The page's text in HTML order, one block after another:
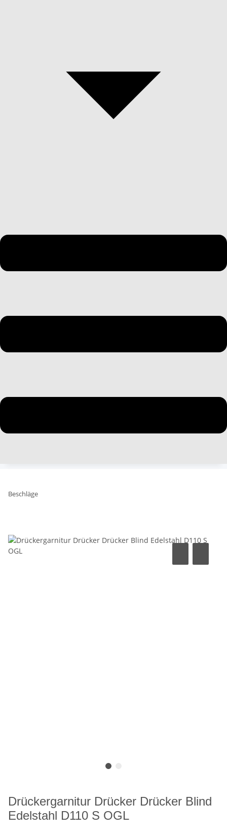
Beschläge
Drückergarnitur Drücker Drücker Blind
Edelstahl D110 S OGL